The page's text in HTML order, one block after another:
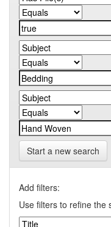
Start a new search
Add filters:
Use filters to refine the